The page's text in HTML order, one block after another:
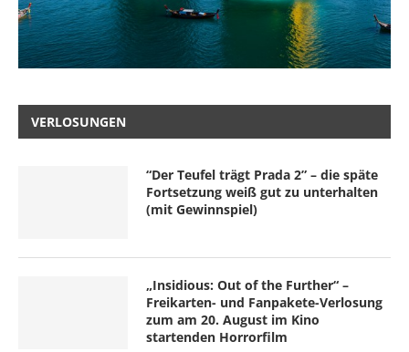
VERLOSUNGEN
“Der Teufel trägt Prada 2” – die späte
Fortsetzung weiß gut zu unterhalten
(mit Gewinnspiel)
„Insidious: Out of the Further“ –
Freikarten- und Fanpakete-Verlosung
zum am 20. August im Kino
startenden Horrorfilm